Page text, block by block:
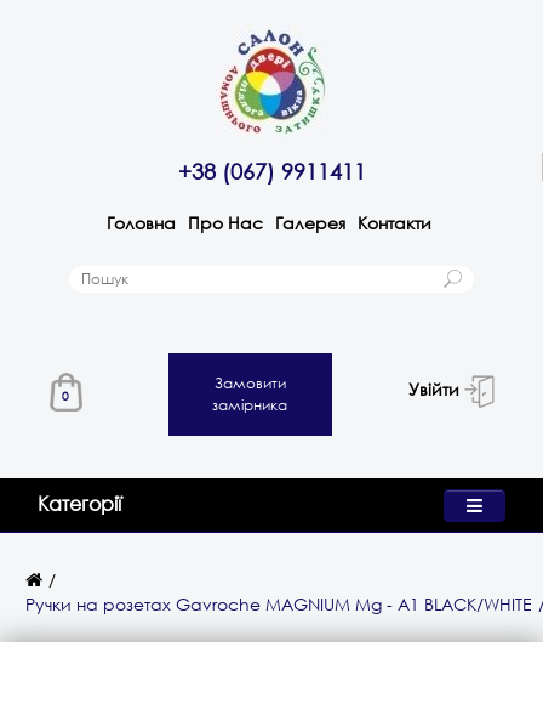
+38 (067) 9911411
Головна Про Нас Галерея Контакти
0
Замовити
замірника
Увійти
Категорії
Ручки на розетах Gavroche MAGNIUM Mg - A1 BLACK/WHITE